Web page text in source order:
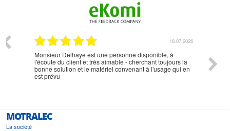
18.07.2026
Monsieur Delhaye est une personne disponible, à
l'écoute du client et très aimable - cherchant toujours la
bonne solution et le matériel convenant à l'usage qui en
est prévu
MOTRALEC
La société